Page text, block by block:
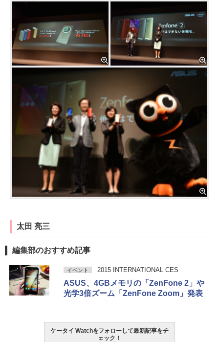
太田 亮三
編集部のおすすめ記事
イベント 2015 INTERNATIONAL CES
ASUS、4GBメモリの「ZenFone 2」や
光学3倍ズーム「ZenFone Zoom」発表
ケータイ Watchをフォローして最新記事をチ
ェック！